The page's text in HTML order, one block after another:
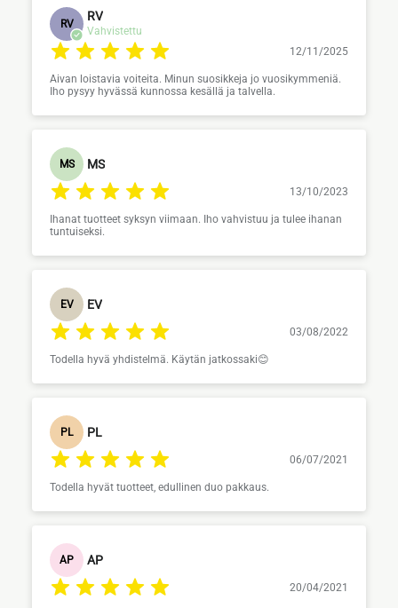
RV
RV
Vahvistettu
12/11/2025
Aivan loistavia voiteita. Minun suosikkeja jo vuosikymmeniä.
Iho pysyy hyvässä kunnossa kesällä ja talvella.
MS MS
13/10/2023
Ihanat tuotteet syksyn viimaan. Iho vahvistuu ja tulee ihanan
tuntuiseksi.
EV EV
03/08/2022
Todella hyvä yhdistelmä. Käytän jatkossaki😊
PL PL
06/07/2021
Todella hyvät tuotteet, edullinen duo pakkaus.
AP AP
20/04/2021